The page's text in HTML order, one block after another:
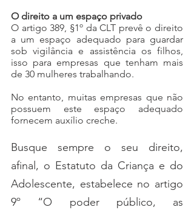
O direito a um espaço privado
O artigo 389, §1º da CLT prevê o direito
a um espaço adequado para guardar
sob vigilância e assistência os filhos,
isso para empresas que tenham mais
de 30 mulheres trabalhando.
No entanto, muitas empresas que não
possuem este espaço adequado
fornecem auxílio creche.
Busque sempre o seu direito,
afinal, o Estatuto da Criança e do
Adolescente, estabelece no artigo
9º “O poder público, as